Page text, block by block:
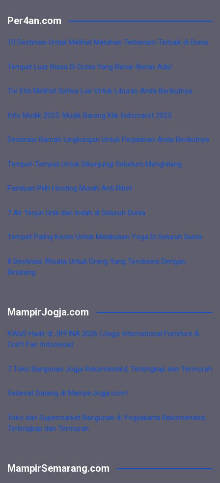
Per4an.com
10 Destinasi Untuk Melihat Matahari Terbenam Terbaik di Dunia
Tempat Luar Biasa Di Dunia Yang Benar-Benar Ada!
Tur Etis Melihat Satwa Liar Untuk Liburan Anda Berikutnya
Info Mudik 2025: Mudik Bareng Klik Indomaret 2025
Destinasi Ramah Lingkungan Untuk Perjalanan Anda Berikutnya
Tempat-Tempat Untuk Dikunjungi Sebelum Menghilang
Panduan Pilih Hosting Murah Anti Ribet
7 Air Terjun Unik dan Indah di Seluruh Dunia
Tempat Paling Keren Untuk Melakukan Yoga Di Seluruh Dunia
8 Destinasi Wisata Untuk Orang Yang Terobsesi Dengan
Binatang
MampirJogja.com
KWaS Hadir di JIFFINA 2026 (Jogja International Furniture &
Craft Fair Indonesia)
7 Toko Bangunan Jogja Rekomended, Terlengkap dan Termurah
Selamat Datang di MampirJogja.com!
Toko dan Supermarket Bangunan di Yogyakarta Rekomended,
Terlengkap dan Termurah
MampirSemarang.com